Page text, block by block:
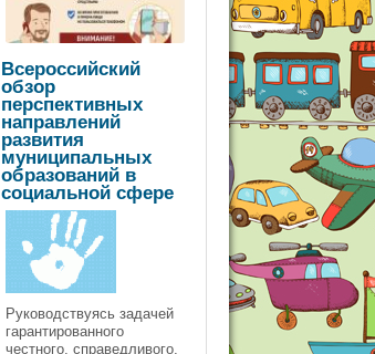
Всероссийский
обзор
перспективных
направлений
развития
муниципальных
образований в
социальной сфере
Руководствуясь задачей
гарантированного
честного, справедливого,